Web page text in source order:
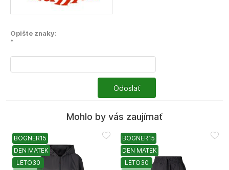
Opište znaky:
*
Odoslať
Mohlo by vás zaujímať
BOGNER15
DEN MATEK
LETO30
BOGNER15
DEN MATEK
LETO30